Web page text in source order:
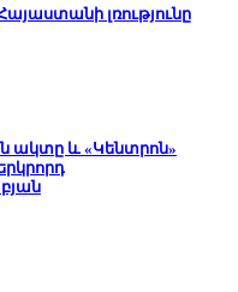
լռությունը
ակտը և «Կենտրոն»